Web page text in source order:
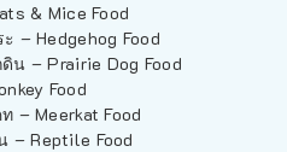
& Mice Food
– Hedgehog Food
น – Prairie Dog Food
Food
– Meerkat Food
– Reptile Food